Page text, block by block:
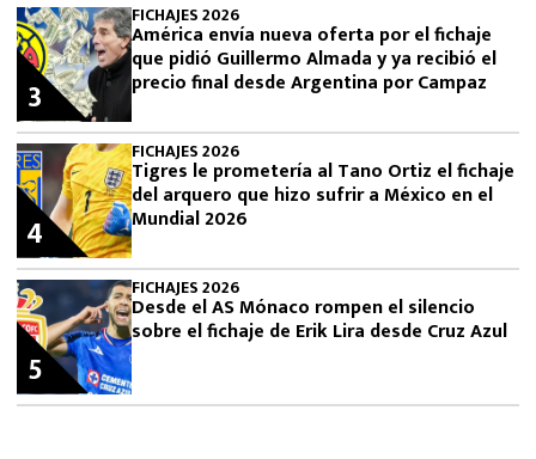
FICHAJES 2026
América envía nueva oferta por el fichaje
que pidió Guillermo Almada y ya recibió el
precio final desde Argentina por Campaz
3
FICHAJES 2026
Tigres le prometería al Tano Ortiz el fichaje
del arquero que hizo sufrir a México en el
Mundial 2026
4
FICHAJES 2026
Desde el AS Mónaco rompen el silencio
sobre el fichaje de Erik Lira desde Cruz Azul
5